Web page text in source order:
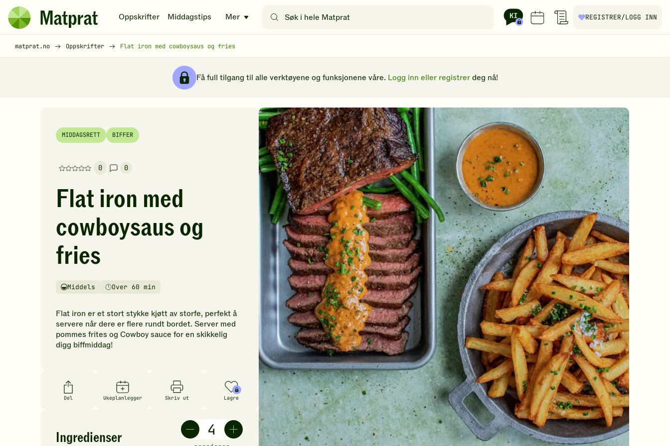
Hopp til hovedinnhold
Matprat
hjemmeside
Oppskrifter Middagstips Mer
etter
REGISTRER/LOGG INN
matprat.no Oppskrifter Flat iron med cowboysaus og fries
Få full tilgang til alle verktøyene og funksjonene våre. Logg inn eller registrer deg nå!
MIDDAGSRETT BIFFER
0
Denne
har
foreløpig
vurderinger.
Bli
den
første
å
vurdere
oppskriften.
0
Flat iron med
cowboysaus og
fries
Vanskelighetsgrad
Middels
TilberedningstidOver 60 min
Flat iron er et stort stykke kjøtt av storfe, perfekt å
servere når dere er flere rundt bordet. Server med
pommes frites og Cowboy sauce for en skikkelig
digg biffmiddag!
Del Ukeplanlegger Skriv ut Lagre
Ingredienser